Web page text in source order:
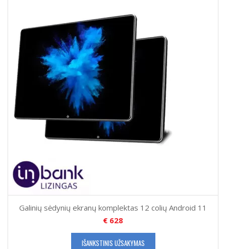
Galinių sėdynių ekranų komplektas 12 colių Android 11
€ 628
IŠANKSTINIS UŽSAKYMAS